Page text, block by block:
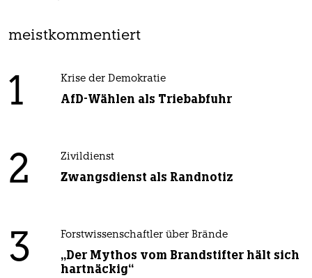
meistkommentiert
1 Krise der Demokratie
AfD-Wählen als Triebabfuhr
2 Zivildienst
Zwangsdienst als Randnotiz
3 Forstwissenschaftler über Brände
„Der Mythos vom Brandstifter hält sich
hartnäckig“